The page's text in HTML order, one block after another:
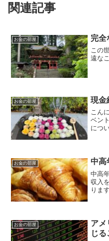
関連記事
お金の部屋 完全
この
遠な
お金の部屋 現金
こん
ベン
につ
ョン
お金の部屋 中高
中高
収入
ります
お金の部屋
アメ
じる